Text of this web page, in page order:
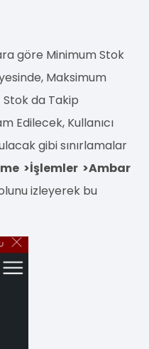
göre Minimum Stok
Maksimum
da Takip
Edilecek, Kullanıcı
gibi sınırlamalar
>İşlemler >Ambar
izleyerek bu